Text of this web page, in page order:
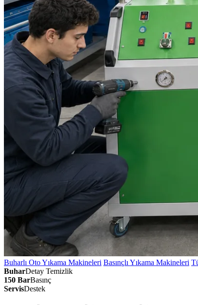
Buharlı Oto Yıkama Makineleri Basınçlı Yıkama Makineleri
BuharDetay Temizlik
150 BarBasınç
ServisDestek